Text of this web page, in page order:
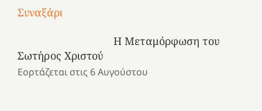
Συναξάρι
Η Μεταμόρφωση του
Σωτήρος Χριστού
Εορτάζεται στις 6 Αυγούστου
Μια
ένα
καλοκαίρι
και
Νοσοκομείο
“Ερυθρός
Κατασκηνωτικές
το
Ελληνικό